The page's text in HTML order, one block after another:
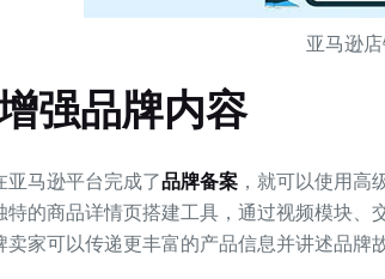
亚马逊
强品牌内容
亚马逊平台完成了品牌备案，就可以使用高
特的商品详情页搭建工具，通过视频模块
卖家可以传递更丰富的产品信息并讲述品牌故